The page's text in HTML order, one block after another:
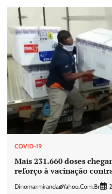
COVID-19
Mais 231.660 doses
reforço à vacinação
Dinomarmiranda@yahoo.com.br